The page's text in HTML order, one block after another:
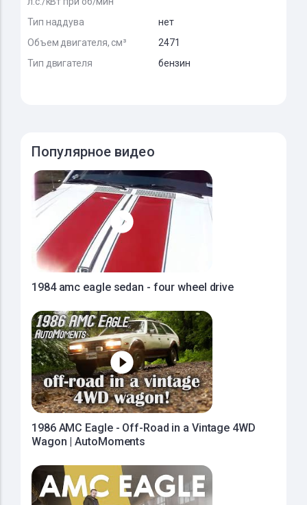
Тип наддува
нет
Объем двигателя, см³
2471
Тип двигателя
бензин
Популярное видео
1984 amc eagle sedan - four wheel drive
1986 AMC Eagle - Off-Road in a Vintage 4WD
Wagon | AutoMoments